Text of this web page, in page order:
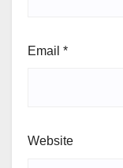
Email *
Website